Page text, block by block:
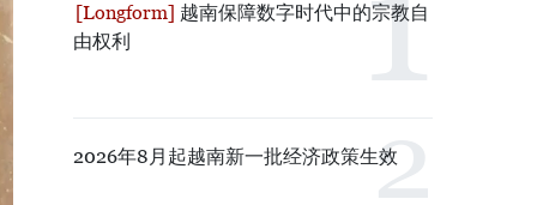
越南保障数字时代中的宗教自
由权利
2026年8月起越南新一批经济政策生效